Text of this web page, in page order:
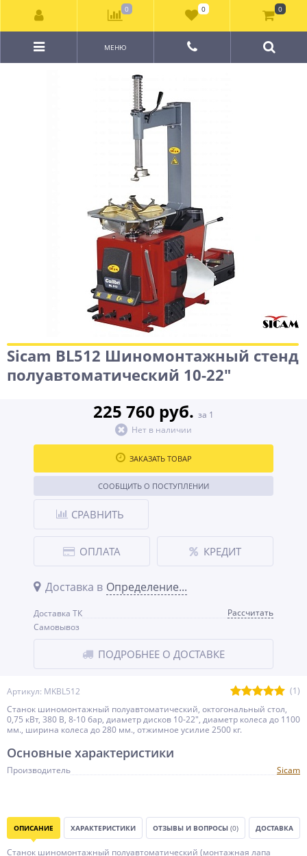
МЕНЮ
Sicam BL512 Шиномонтажный стенд
полуавтоматический 10-22"
Артикул: MKBL512
(1)
Станок шиномонтажный полуавтоматический, октогональный стол,
0,75 кВт, 380 В, 8-10 бар, диаметр дисков 10-22", диаметр колеса до 1100
мм., ширина колеса до 280 мм., отжимное усилие 2500 кг.
225 760 руб. за 1
Нет в наличии
ЗАКАЗАТЬ ТОВАР
СООБЩИТЬ О ПОСТУПЛЕНИИ
СРАВНИТЬ
ОПЛАТА КРЕДИТ
Доставка в Определение...
Доставка ТК
Рассчитать
Самовывоз
ПОДРОБНЕЕ О ДОСТАВКЕ
Основные характеристики
Производитель Sicam
ОПИСАНИЕ ХАРАКТЕРИСТИКИ ОТЗЫВЫ И ВОПРОСЫ (0) ДОСТАВКА
Станок шиномонтажный полуавтоматический (монтажная лапа
0 0 0